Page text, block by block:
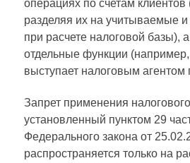
операциях по счетам клиентов
разделяя их на учитываемые
при расчете налоговой базы),
отдельные функции (например,
выступает налоговым
Запрет применения
установленный пунктом 29
Федерального закона от
распространяется только на